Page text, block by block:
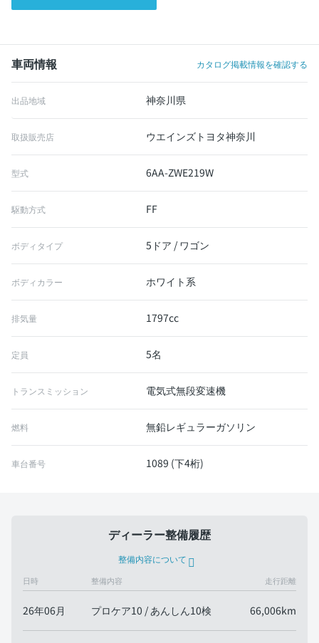
車両情報 カタログ掲載情報を確認する
出品地域 神奈川県
取扱販売店 ウエインズトヨタ神奈川
型式 6AA-ZWE219W
駆動方式 FF
ボディタイプ 5ドア / ワゴン
ボディカラー ホワイト系
排気量 1797cc
定員 5名
トランスミッション 電気式無段変速機
燃料 無鉛レギュラーガソリン
車台番号 1089 (下4桁)
ディーラー整備履歴
整備内容について
日時 整備内容 走行距離
26年06月 プロケア10 / あんしん10検 66,006km